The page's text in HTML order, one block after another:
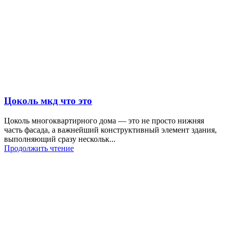
Цоколь мкд что это
Цоколь многоквартирного дома — это не просто нижняя
часть фасада, а важнейший конструктивный элемент здания,
выполняющий сразу нескольк...
Продолжить чтение